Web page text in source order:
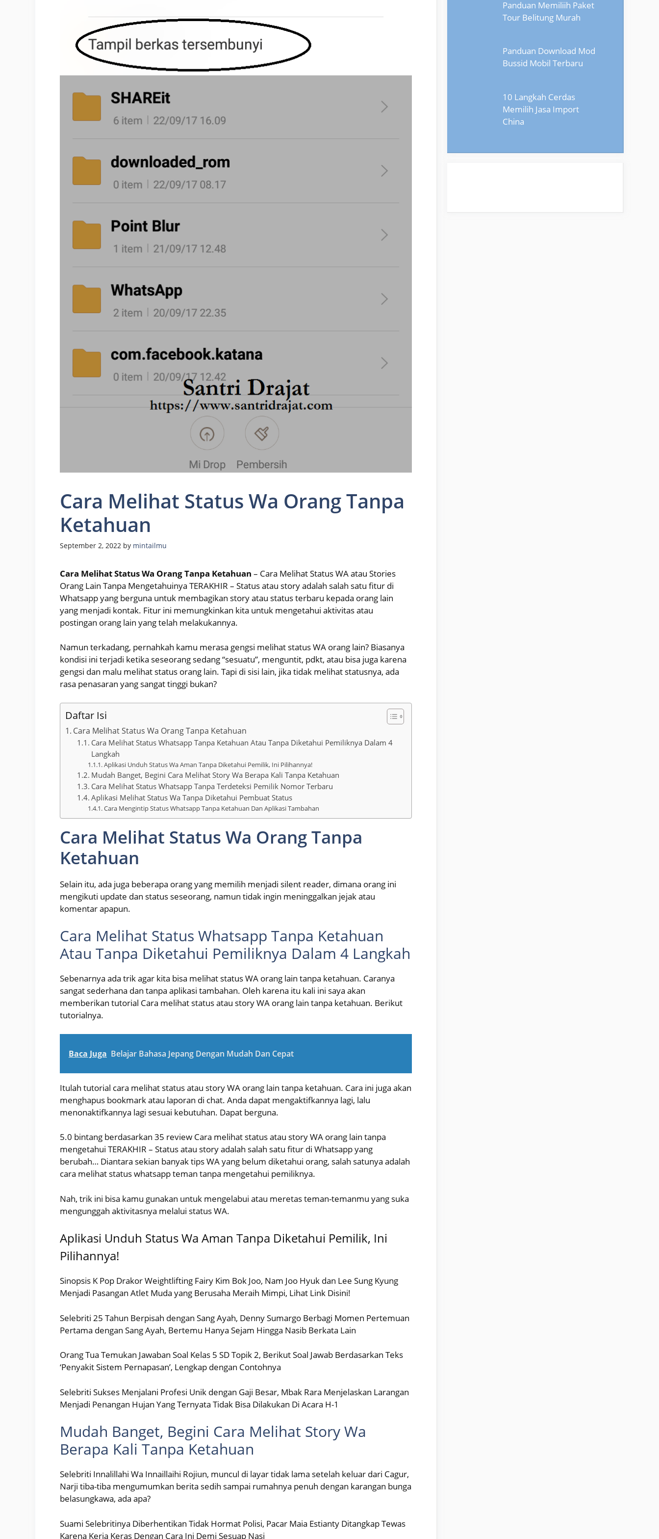
Cara Melihat Status Wa Orang Tanpa
Ketahuan
September 2, 2022 by mintailmu
Cara Melihat Status Wa Orang Tanpa Ketahuan – Cara Melihat Status WA atau Stories
Orang Lain Tanpa Mengetahuinya TERAKHIR – Status atau story adalah salah satu fitur di
Whatsapp yang berguna untuk membagikan story atau status terbaru kepada orang lain
yang menjadi kontak. Fitur ini memungkinkan kita untuk mengetahui aktivitas atau
postingan orang lain yang telah melakukannya.
Namun terkadang, pernahkah kamu merasa gengsi melihat status WA orang lain? Biasanya
kondisi ini terjadi ketika seseorang sedang “sesuatu”, menguntit, pdkt, atau bisa juga karena
gengsi dan malu melihat status orang lain. Tapi di sisi lain, jika tidak melihat statusnya, ada
rasa penasaran yang sangat tinggi bukan?
Daftar Isi
Cara Melihat Status Wa Orang Tanpa Ketahuan
Cara Melihat Status Whatsapp Tanpa Ketahuan Atau Tanpa Diketahui Pemiliknya Dalam 4
Langkah
Aplikasi Unduh Status Wa Aman Tanpa Diketahui Pemilik, Ini Pilihannya!
Mudah Banget, Begini Cara Melihat Story Wa Berapa Kali Tanpa Ketahuan
Cara Melihat Status Whatsapp Tanpa Terdeteksi Pemilik Nomor Terbaru
Aplikasi Melihat Status Wa Tanpa Diketahui Pembuat Status
Cara Mengintip Status Whatsapp Tanpa Ketahuan Dan Aplikasi Tambahan
Cara Melihat Status Wa Orang Tanpa
Ketahuan
Selain itu, ada juga beberapa orang yang memilih menjadi silent reader, dimana orang ini
mengikuti update dan status seseorang, namun tidak ingin meninggalkan jejak atau
komentar apapun.
Cara Melihat Status Whatsapp Tanpa Ketahuan
Atau Tanpa Diketahui Pemiliknya Dalam 4 Langkah
Sebenarnya ada trik agar kita bisa melihat status WA orang lain tanpa ketahuan. Caranya
sangat sederhana dan tanpa aplikasi tambahan. Oleh karena itu kali ini saya akan
memberikan tutorial Cara melihat status atau story WA orang lain tanpa ketahuan. Berikut
tutorialnya.
Baca Juga Belajar Bahasa Jepang Dengan Mudah Dan Cepat
Itulah tutorial cara melihat status atau story WA orang lain tanpa ketahuan. Cara ini juga akan
menghapus bookmark atau laporan di chat. Anda dapat mengaktifkannya lagi, lalu
menonaktifkannya lagi sesuai kebutuhan. Dapat berguna.
5.0 bintang berdasarkan 35 review Cara melihat status atau story WA orang lain tanpa
mengetahui TERAKHIR – Status atau story adalah salah satu fitur di Whatsapp yang
berubah… Diantara sekian banyak tips WA yang belum diketahui orang, salah satunya adalah
cara melihat status whatsapp teman tanpa mengetahui pemiliknya.
Nah, trik ini bisa kamu gunakan untuk mengelabui atau meretas teman-temanmu yang suka
mengunggah aktivitasnya melalui status WA.
Aplikasi Unduh Status Wa Aman Tanpa Diketahui Pemilik, Ini
Pilihannya!
Sinopsis K Pop Drakor Weightlifting Fairy Kim Bok Joo, Nam Joo Hyuk dan Lee Sung Kyung
Menjadi Pasangan Atlet Muda yang Berusaha Meraih Mimpi, Lihat Link Disini!
Selebriti 25 Tahun Berpisah dengan Sang Ayah, Denny Sumargo Berbagi Momen Pertemuan
Pertama dengan Sang Ayah, Bertemu Hanya Sejam Hingga Nasib Berkata Lain
Orang Tua Temukan Jawaban Soal Kelas 5 SD Topik 2, Berikut Soal Jawab Berdasarkan Teks
‘Penyakit Sistem Pernapasan’, Lengkap dengan Contohnya
Selebriti Sukses Menjalani Profesi Unik dengan Gaji Besar, Mbak Rara Menjelaskan Larangan
Menjadi Penangan Hujan Yang Ternyata Tidak Bisa Dilakukan Di Acara H-1
Mudah Banget, Begini Cara Melihat Story Wa
Berapa Kali Tanpa Ketahuan
Selebriti Innalillahi Wa Innaillaihi Rojiun, muncul di layar tidak lama setelah keluar dari Cagur,
Narji tiba-tiba mengumumkan berita sedih sampai rumahnya penuh dengan karangan bunga
belasungkawa, ada apa?
Suami Selebritinya Diberhentikan Tidak Hormat Polisi, Pacar Maia Estianty Ditangkap Tewas
Karena Kerja Keras Dengan Cara Ini Demi Sesuap Nasi
Panduan Memiliih Paket
Tour Belitung Murah
Panduan Download Mod
Bussid Mobil Terbaru
10 Langkah Cerdas
Memilih Jasa Import
China